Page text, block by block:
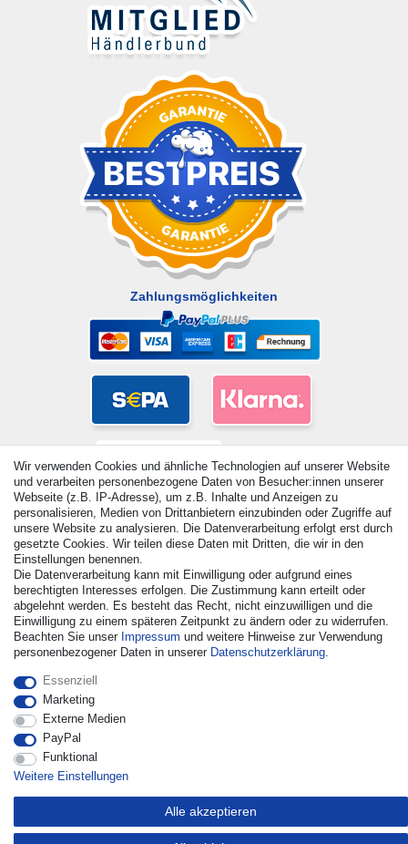
Zahlungsmöglichkeiten
© Copyright 2026 | Alle Rechte vorbehalten. - Alle Rechte
vorbehalten. Preisangaben inkl. gesetzl. 19% MwSt. |
Grundpreise siehe Artikeldetail | *Gilt für Lieferungen nach
Deutschland!
Vertrag widerrufen Kontakt
Wir verwenden Cookies und ähnliche Technologien auf unserer Website
und verarbeiten personenbezogene Daten von Besucher:innen unserer
Webseite (z.B. IP-Adresse), um z.B. Inhalte und Anzeigen zu
personalisieren, Medien von Drittanbietern einzubinden oder Zugriffe auf
unsere Website zu analysieren. Die Datenverarbeitung erfolgt erst durch
gesetzte Cookies. Wir teilen diese Daten mit Dritten, die wir in den
Einstellungen benennen.
Die Datenverarbeitung kann mit Einwilligung oder aufgrund eines
berechtigten Interesses erfolgen. Die Zustimmung kann erteilt oder
abgelehnt werden. Es besteht das Recht, nicht einzuwilligen und die
Einwilligung zu einem späteren Zeitpunkt zu ändern oder zu widerrufen.
Beachten Sie unser Impressum und weitere Hinweise zur Verwendung
personenbezogener Daten in unserer Daten­schutz­erklärung.
Essenziell
Marketing
Externe Medien
PayPal
Funktional
Weitere Einstellungen
Alle akzeptieren